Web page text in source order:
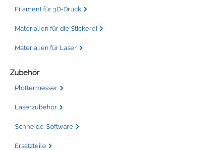
Filament für 3D-Druck
Materialien für die Stickerei
Materialien für Laser
Zubehör
Plottermesser
Laserzubehör
Schneide-Software
Ersatzteile